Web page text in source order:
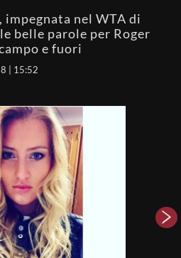
nel WTA di
belle parole per Roger
e fuori
| 15:52